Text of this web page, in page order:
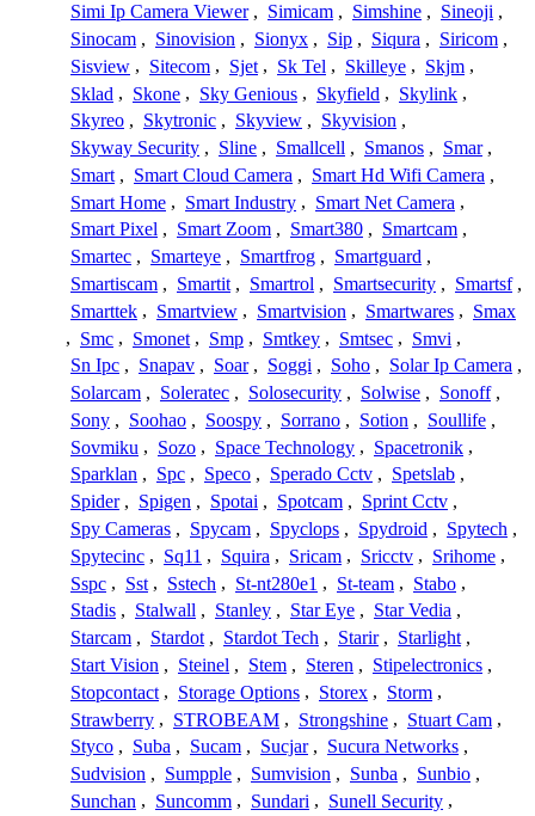
Simi Ip Camera Viewer , Simicam , Simshine , Sineoji ,
Sinocam , Sinovision , Sionyx , Sip , Siqura , Siricom ,
Sisview , Sitecom , Sjet , Sk Tel , Skilleye , Skjm ,
Sklad , Skone , Sky Genious , Skyfield , Skylink ,
Skyreo , Skytronic , Skyview , Skyvision ,
Skyway Security , Sline , Smallcell , Smanos , Smar ,
Smart , Smart Cloud Camera , Smart Hd Wifi Camera ,
Smart Home , Smart Industry , Smart Net Camera ,
Smart Pixel , Smart Zoom , Smart380 , Smartcam ,
Smartec , Smarteye , Smartfrog , Smartguard ,
Smartiscam , Smartit , Smartrol , Smartsecurity , Smartsf ,
Smarttek , Smartview , Smartvision , Smartwares , Smax
, Smc , Smonet , Smp , Smtkey , Smtsec , Smvi ,
Sn Ipc , Snapav , Soar , Soggi , Soho , Solar Ip Camera ,
Solarcam , Soleratec , Solosecurity , Solwise , Sonoff ,
Sony , Soohao , Soospy , Sorrano , Sotion , Soullife ,
Sovmiku , Sozo , Space Technology , Spacetronik ,
Sparklan , Spc , Speco , Sperado Cctv , Spetslab ,
Spider , Spigen , Spotai , Spotcam , Sprint Cctv ,
Spy Cameras , Spycam , Spyclops , Spydroid , Spytech ,
Spytecinc , Sq11 , Squira , Sricam , Sricctv , Srihome ,
Sspc , Sst , Sstech , St-nt280e1 , St-team , Stabo ,
Stadis , Stalwall , Stanley , Star Eye , Star Vedia ,
Starcam , Stardot , Stardot Tech , Starir , Starlight ,
Start Vision , Steinel , Stem , Steren , Stipelectronics ,
Stopcontact , Storage Options , Storex , Storm ,
Strawberry , STROBEAM , Strongshine , Stuart Cam ,
Styco , Suba , Sucam , Sucjar , Sucura Networks ,
Sudvision , Sumpple , Sumvision , Sunba , Sunbio ,
Sunchan , Suncomm , Sundari , Sunell Security ,